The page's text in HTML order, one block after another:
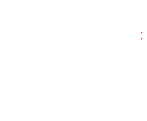
במבט מתכלל : לקט מס' 10 :